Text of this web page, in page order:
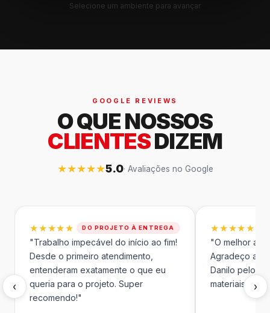
Selecione um ambiente para avançar
GOOGLE REVIEWS
O QUE NOSSOS
CLIENTESDIZEM
★★★★★5.0· Avaliações no Google
★★★★★ DO PROJETO À ENTREGA
"Trabalho impecável do início ao fim!
Desde o primeiro atendimento,
entenderam exatamente o que eu
queria para o projeto. Super
recomendo!"
★★★★★
"O melhor
Agradeço ao
Danilo pelo
materiais são
‹ ›